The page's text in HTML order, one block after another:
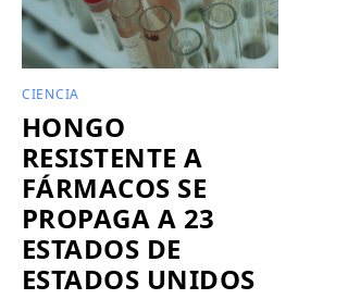
CIENCIA
HONGO
RESISTENTE A
FÁRMACOS SE
PROPAGA A 23
ESTADOS DE
ESTADOS UNIDOS